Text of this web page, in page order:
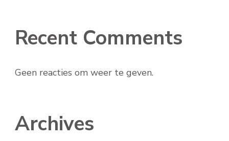
Recent Comments
Geen reacties om weer te geven.
Archives